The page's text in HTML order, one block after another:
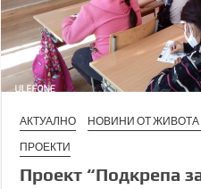
АКТУАЛНО
НОВИНИ ОТ
ПРОЕКТИ
Проект “Подкрепа